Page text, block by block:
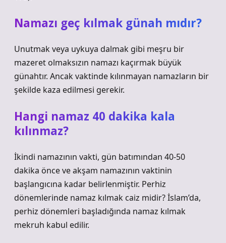
Namazı geç kılmak günah mıdır?
Unutmak veya uykuya dalmak gibi meşru bir
mazeret olmaksızın namazı kaçırmak büyük
günahtır. Ancak vaktinde kılınmayan namazların bir
şekilde kaza edilmesi gerekir.
Hangi namaz 40 dakika kala
kılınmaz?
İkindi namazının vakti, gün batımından 40-50
dakika önce ve akşam namazının vaktinin
başlangıcına kadar belirlenmiştir. Perhiz
dönemlerinde namaz kılmak caiz midir? İslam’da,
perhiz dönemleri başladığında namaz kılmak
mekruh kabul edilir.